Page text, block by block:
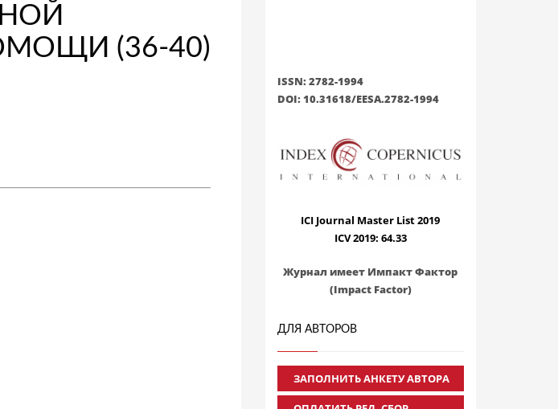
(36-40)
ISSN: 2782-1994
DOI: 10.31618/EESA.2782-1994
ICI Journal Master List 2019
ICV 2019: 64.33
Журнал имеет Импакт Фактор
(Impact Factor)
ДЛЯ АВТОРОВ
ЗАПОЛНИТЬ АНКЕТУ АВТОРА